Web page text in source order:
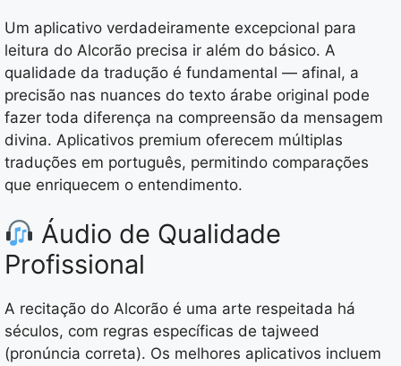
Um aplicativo verdadeiramente excepcional para
leitura do Alcorão precisa ir além do básico. A
qualidade da tradução é fundamental — afinal, a
precisão nas nuances do texto árabe original pode
fazer toda diferença na compreensão da mensagem
divina. Aplicativos premium oferecem múltiplas
traduções em português, permitindo comparações
que enriquecem o entendimento.
Áudio de Qualidade
Profissional
A recitação do Alcorão é uma arte respeitada há
séculos, com regras específicas de tajweed
(pronúncia correta). Os melhores aplicativos incluem